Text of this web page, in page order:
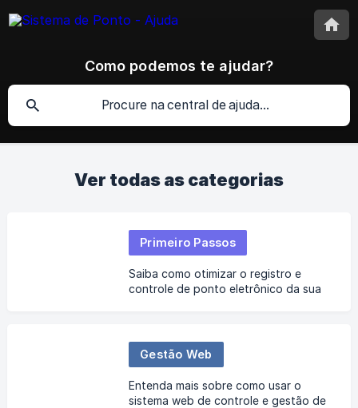
Como podemos te ajudar?
Ver todas as categorias
Primeiro Passos
Saiba como otimizar o registro e
controle de ponto eletrônico da sua
Gestão Web
Entenda mais sobre como usar o
sistema web de controle e gestão de